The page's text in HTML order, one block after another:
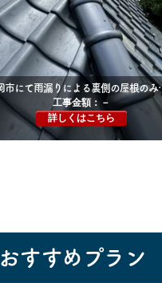
石岡市にて雨
工事金額：－
詳しくはこちら
おすすめプラン